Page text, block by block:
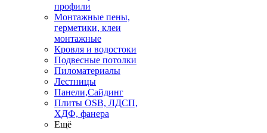
профили
Монтажные пены,
герметики, клеи
монтажные
Кровля и водостоки
Подвесные потолки
Пиломатериалы
Лестницы
Панели,Сайдинг
Плиты OSB, ЛДСП,
ХДФ, фанера
Ещё